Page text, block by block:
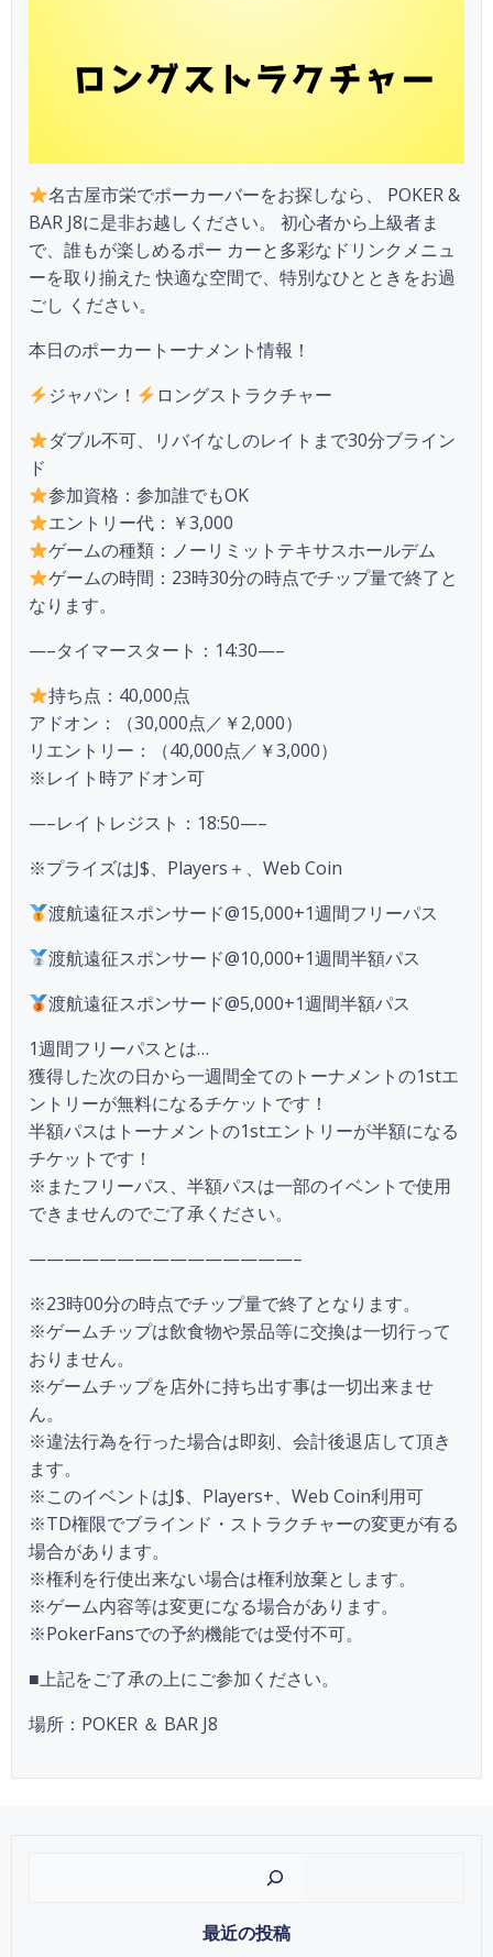
名古屋市栄でポーカーバーをお探しなら、 POKER &
BAR J8に是非お越しください。 初心者から上級者ま
で、誰もが楽しめるポー カーと多彩なドリンクメニュ
ーを取り揃えた 快適な空間で、特別なひとときをお過
ごし ください。
本日のポーカートーナメント情報！
ジャパン！
ロングストラクチャー
ダブル不可、リバイなしのレイトまで30分ブライン
ド
参加資格：参加誰でもOK
エントリー代：￥3,000
ゲームの種類：ノーリミットテキサスホールデム
ゲームの時間：23時30分の時点でチップ量で終了と
なります。
—–タイマースタート：14:30—–
持ち点：40,000点
アドオン：（30,000点／￥2,000）
リエントリー：（40,000点／￥3,000）
※レイト時アドオン可
—–レイトレジスト：18:50—–
※プライズはJ$、Players＋、Web Coin
渡航遠征スポンサード@15,000+1週間フリーパス
渡航遠征スポンサード@10,000+1週間半額パス
渡航遠征スポンサード@5,000+1週間半額パス
1週間フリーパスとは…
獲得した次の日から一週間全てのトーナメントの1stエ
ントリーが無料になるチケットです！
半額パスはトーナメントの1stエントリーが半額になる
チケットです！
※またフリーパス、半額パスは一部のイベントで使用
できませんのでご了承ください。
———————————————–
※23時00分の時点でチップ量で終了となります。
※ゲームチップは飲食物や景品等に交換は一切行って
おりません。
※ゲームチップを店外に持ち出す事は一切出来ませ
ん。
※違法行為を行った場合は即刻、会計後退店して頂き
ます。
※このイベントはJ$、Players+、Web Coin利用可
※TD権限でブラインド・ストラクチャーの変更が有る
場合があります。
※権利を行使出来ない場合は権利放棄とします。
※ゲーム内容等は変更になる場合があります。
※PokerFansでの予約機能では受付不可。
■上記をご了承の上にご参加ください。
場所：POKER ＆ BAR J8
最近の投稿